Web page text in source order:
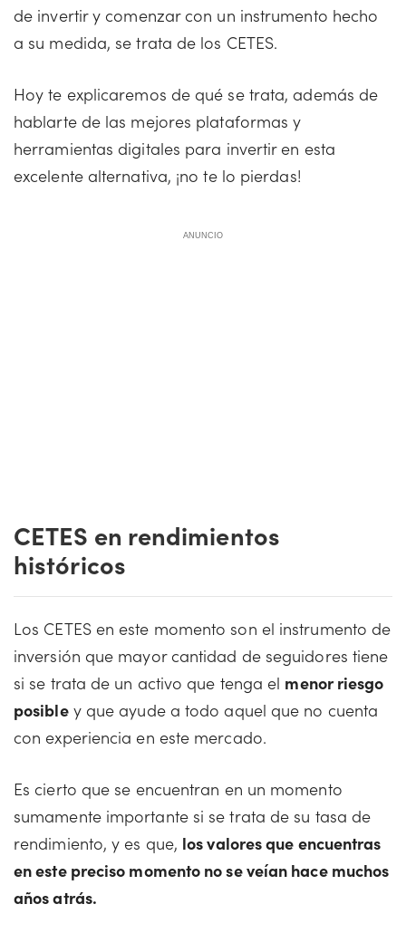
de invertir y comenzar con un instrumento hecho
a su medida, se trata de los CETES.
Hoy te explicaremos de qué se trata, además de
hablarte de las mejores plataformas y
herramientas digitales para invertir en esta
excelente alternativa, ¡no te lo pierdas!
ANUNCIO
CETES en rendimientos
históricos
Los CETES en este momento son el instrumento de
inversión que mayor cantidad de seguidores tiene
si se trata de un activo que tenga el menor riesgo
posibley que ayude a todo aquel que no cuenta
con experiencia en este mercado.
Es cierto que se encuentran en un momento
sumamente importante si se trata de su tasa de
rendimiento, y es que, los valores que encuentras
en este preciso momento no se veían hace muchos
años atrás.